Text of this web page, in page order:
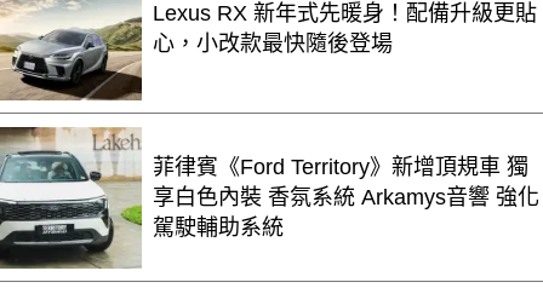
Lexus RX 新年式先暖身！配備升級更貼
心，小改款最快隨後登場
菲律賓《Ford Territory》新增頂規車 獨
享白色內裝 香氛系統 Arkamys音響 強化
駕駛輔助系統